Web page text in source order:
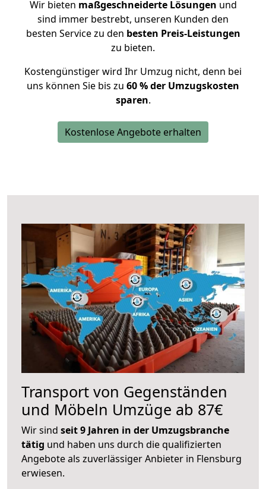
Wir bieten maßgeschneiderte Lösungen und
sind immer bestrebt, unseren Kunden den
besten Service zu den besten Preis-Leistungen
zu bieten.
Kostengünstiger wird Ihr Umzug nicht, denn bei
uns können Sie bis zu 60 % der Umzugskosten
sparen.
Kostenlose Angebote erhalten
Transport von Gegenständen
und Möbeln Umzüge ab 87€
Wir sind seit 9 Jahren in der Umzugsbranche
tätig und haben uns durch die qualifizierten
Angebote als zuverlässiger Anbieter in Flensburg
erwiesen.